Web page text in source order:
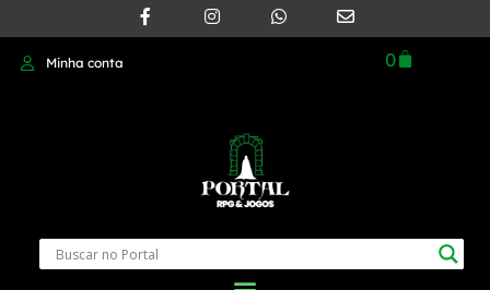
Minha conta 0